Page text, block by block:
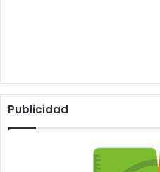
Publicidad